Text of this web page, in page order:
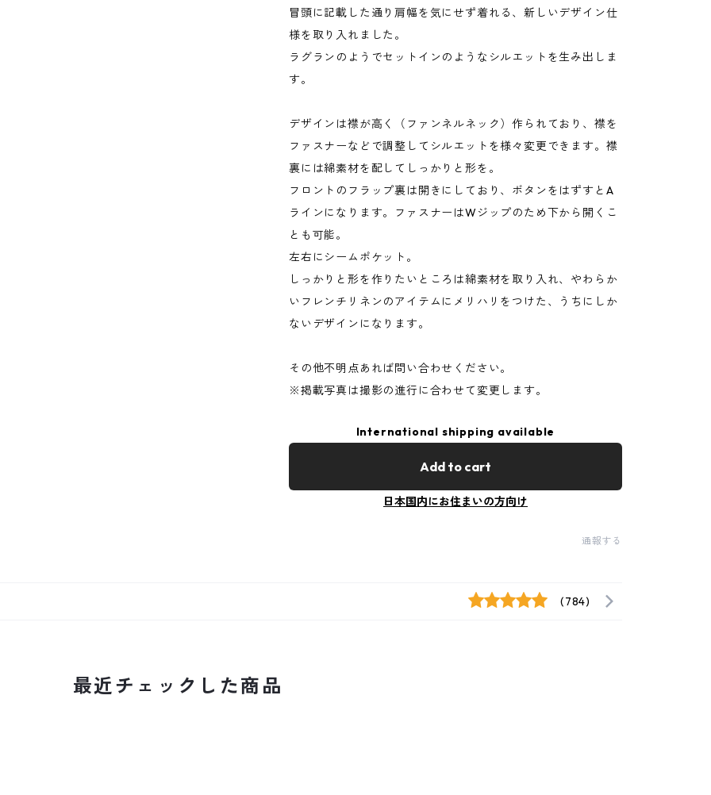
冒頭に記載した通り肩幅を気にせず着れる、新しいデザイン仕
様を取り入れました。
ラグランのようでセットインのようなシルエットを生み出しま
す。
デザインは襟が高く（ファンネルネック）作られており、襟を
ファスナーなどで調整してシルエットを様々変更できます。襟
裏には綿素材を配してしっかりと形を。
フロントのフラップ裏は開きにしており、ボタンをはずすとA
ラインになります。ファスナーはWジップのため下から開くこ
とも可能。
左右にシームポケット。
しっかりと形を作りたいところは綿素材を取り入れ、やわらか
いフレンチリネンのアイテムにメリハリをつけた、うちにしか
ないデザインになります。
その他不明点あれば問い合わせください。
※掲載写真は撮影の進行に合わせて変更します。
International shipping available
Add to cart
日本国内にお住まいの方向け
通報する
(784)
最近チェックした商品